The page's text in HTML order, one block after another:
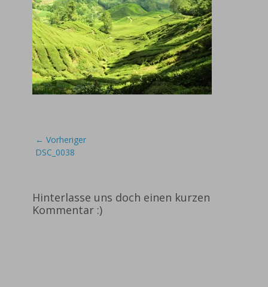
Beitragsnavigation
← Vorheriger
Vorheriger
DSC_0038
Hinterlasse uns doch einen kurzen
Kommentar :)